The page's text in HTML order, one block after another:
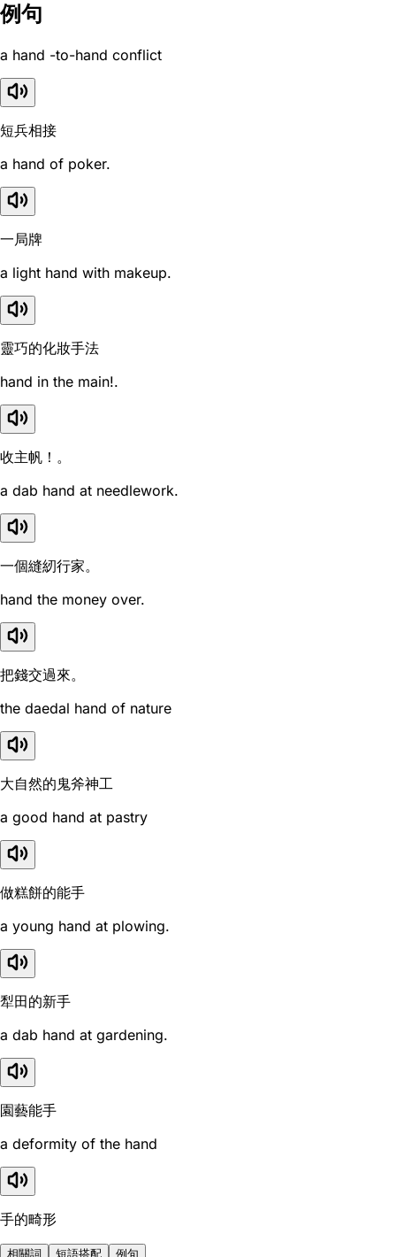
例句
a hand -to-hand conflict
短兵相接
a hand of poker.
一局牌
a light hand with makeup.
靈巧的化妝手法
hand in the main!.
收主帆！。
a dab hand at needlework.
一個縫紉行家。
hand the money over.
把錢交過來。
the daedal hand of nature
大自然的鬼斧神工
a good hand at pastry
做糕餅的能手
a young hand at plowing.
犁田的新手
a dab hand at gardening.
園藝能手
a deformity of the hand
手的畸形
相關詞 短語搭配 例句